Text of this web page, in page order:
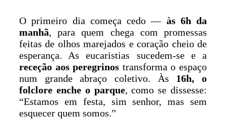
O primeiro dia começa cedo — às 6h da
manhã, para quem chega com promessas
feitas de olhos marejados e coração cheio de
esperança. As eucaristias sucedem-se e a
receção aos peregrinos transforma o espaço
num grande abraço coletivo. Às 16h, o
folclore enche o parque, como se dissesse:
“Estamos em festa, sim senhor, mas sem
esquecer quem somos.”